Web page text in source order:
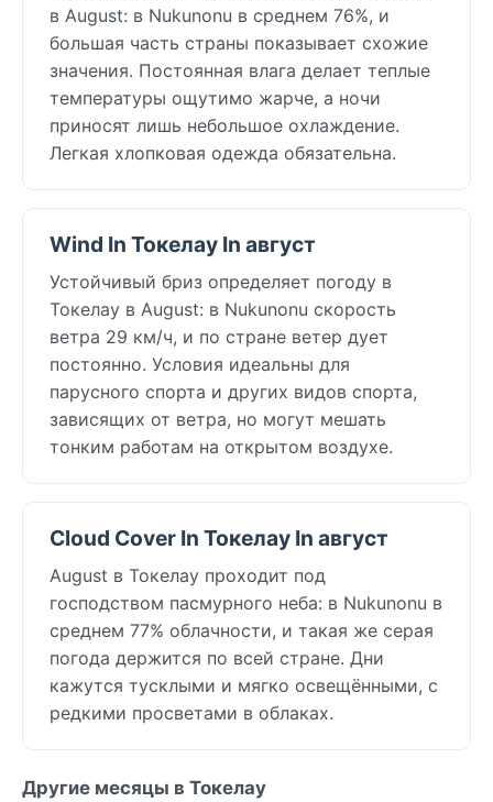
в August: в Nukunonu в среднем 76%, и
большая часть страны показывает схожие
значения. Постоянная влага делает теплые
температуры ощутимо жарче, а ночи
приносят лишь небольшое охлаждение.
Легкая хлопковая одежда обязательна.
Wind In Токелау In август
Устойчивый бриз определяет погоду в
Токелау в August: в Nukunonu скорость
ветра 29 км/ч, и по стране ветер дует
постоянно. Условия идеальны для
парусного спорта и других видов спорта,
зависящих от ветра, но могут мешать
тонким работам на открытом воздухе.
Cloud Cover In Токелау In август
August в Токелау проходит под
господством пасмурного неба: в Nukunonu в
среднем 77% облачности, и такая же серая
погода держится по всей стране. Дни
кажутся тусклыми и мягко освещёнными, с
редкими просветами в облаках.
Другие месяцы в Токелау